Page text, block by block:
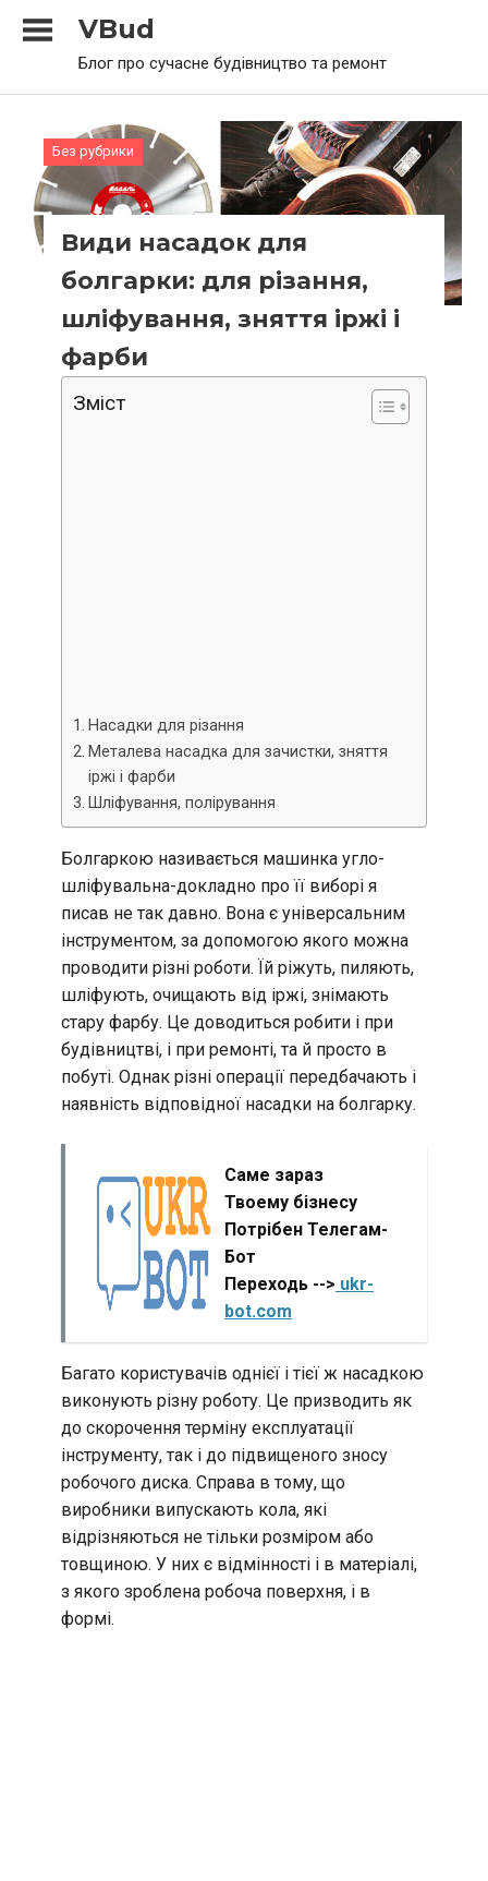
VBud
Блог про сучасне будівництво та ремонт
Без рубрики
Види насадок для
болгарки: для різання,
шліфування, зняття іржі і
фарби
Зміст
Насадки для різання
Металева насадка для зачистки, зняття
іржі і фарби
Шліфування, полірування
Болгаркою називається машинка угло-
шліфувальна-докладно про її виборі я
писав не так давно. Вона є універсальним
інструментом, за допомогою якого можна
проводити різні роботи. Їй ріжуть, пиляють,
шліфують, очищають від іржі, знімають
стару фарбу. Це доводиться робити і при
будівництві, і при ремонті, та й просто в
побуті. Однак різні операції передбачають і
наявність відповідної насадки на болгарку.
Саме зараз
Твоему бізнесу
Потрібен Телегам-
Бот
Переходь --> ukr-
bot.com
Багато користувачів однієї і тієї ж насадкою
виконують різну роботу. Це призводить як
до скорочення терміну експлуатації
інструменту, так і до підвищеного зносу
робочого диска. Справа в тому, що
виробники випускають кола, які
відрізняються не тільки розміром або
товщиною. У них є відмінності і в матеріалі,
з якого зроблена робоча поверхня, і в
формі.